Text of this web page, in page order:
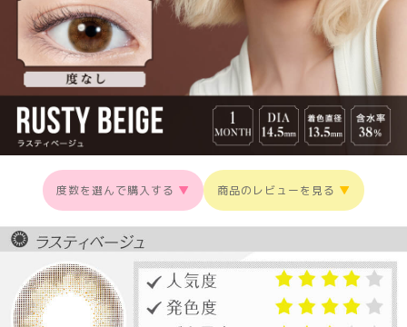
度数を選んで購入する ▼ 商品のレビューを見る ▼